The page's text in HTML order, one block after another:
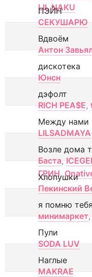
LIL NAKU
ПЭЙН
СЕКУШАРЮ
Вдвоём
Антон
дискотека
Юнсн
дэфолт
RICH PEA$E,
Между нами
LILSADMAYA
Возле дома
Баста,
ГРИН,
Хлопушки
Пекинский
я помню тебя
минимаркет,
Пули
SODA LUV
Наглые
MAKRAE